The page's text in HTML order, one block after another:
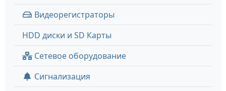
Видеорегистраторы
HDD диски и SD Карты
Сетевое оборудование
Сигнализация